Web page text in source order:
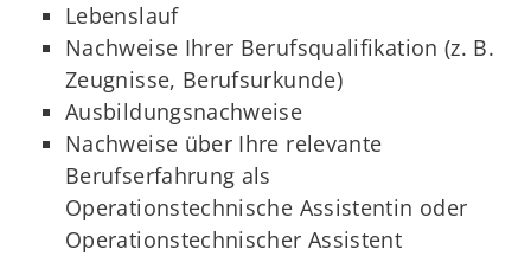
Lebenslauf
Nachweise Ihrer Berufsqualifikation (z. B.
Zeugnisse, Berufsurkunde)
Ausbildungsnachweise
Nachweise über Ihre relevante
Berufserfahrung als
Operationstechnische Assistentin oder
Operationstechnischer Assistent